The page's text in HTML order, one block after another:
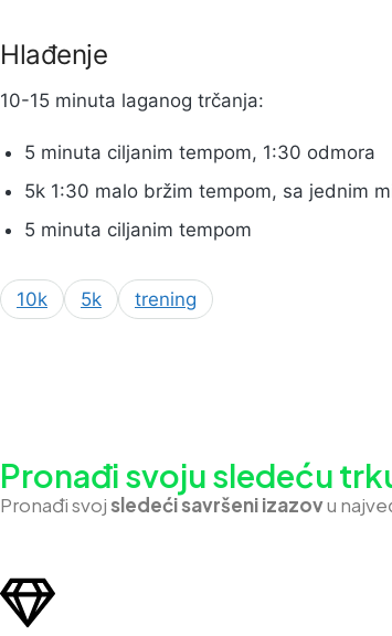
Hlađenje
10-15 minuta laganog trčanja:
5 minuta ciljanim tempom, 1:30 odmora
5k 1:30 malo bržim tempom, sa jednim
5 minuta ciljanim tempom
10k 5k trening
Pronađi svoju sledeću
Pronađi svojsledeći savršeni izazovu